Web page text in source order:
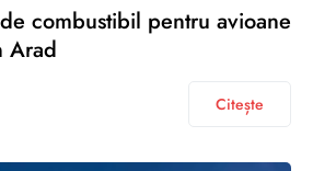
combustibil pentru avioane
Arad
Citește